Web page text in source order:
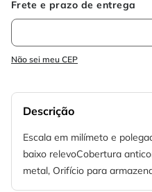
Não sei meu CEP
Descrição
Escala em milímeto e
baixo relevoCobertura
metal, Orifício para